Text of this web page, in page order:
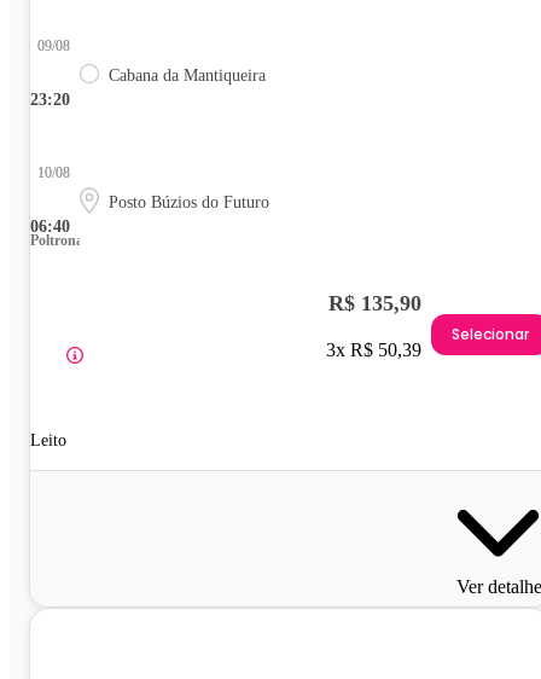
23:20
09/08
Cabana da Mantiqueira
06:40
10/08
Posto Búzios do Futuro
Poltrona
Leito
R$ 135,90
3x R$ 50,39
Selecionar
Ver